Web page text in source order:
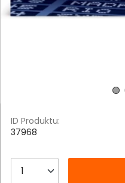
ID Produktu:
37968
__B2C.PRODUCT.QUANTITY